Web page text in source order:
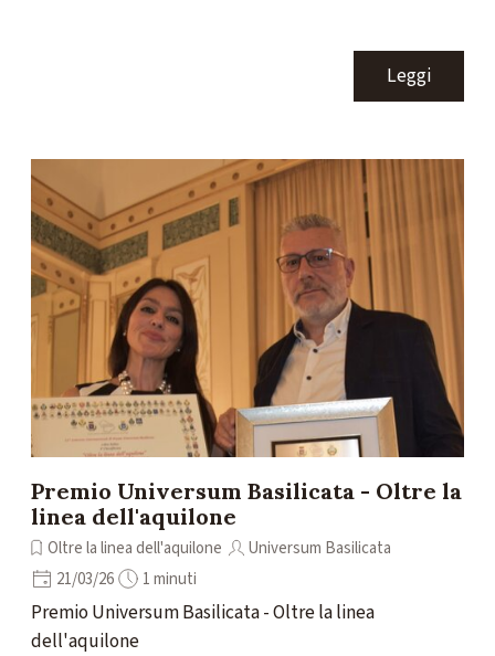
Leggi
Premio Universum Basilicata - Oltre la
linea dell'aquilone
Oltre la linea dell'aquilone
Universum Basilicata
21/03/26
1 minuti
Premio Universum Basilicata - Oltre la linea
dell'aquilone